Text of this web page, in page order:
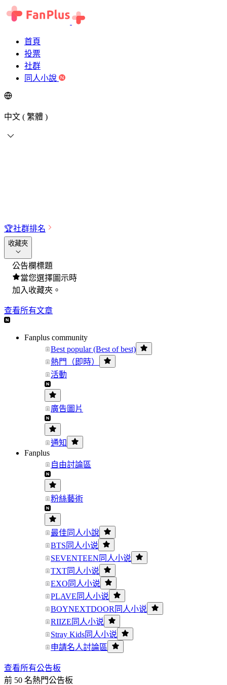
首頁
投票
社群
同人小說
中文 ( 繁體 )
🏆社群排名
收藏夾
公告欄標題
當您選擇圖示時
加入收藏夾。
查看所有文章
Fanplus community
Best popular (Best of best)
熱門（即時）
活動
廣告圖片
通知
Fanplus
自由討論區
粉絲藝術
最佳同人小說
BTS同人小说
SEVENTEEN同人小说
TXT同人小说
EXO同人小说
PLAVE同人小说
BOYNEXTDOOR同人小说
RIIZE同人小说
Stray Kids同人小说
申請名人討論區
查看所有公告板
前 50 名熱門公告板